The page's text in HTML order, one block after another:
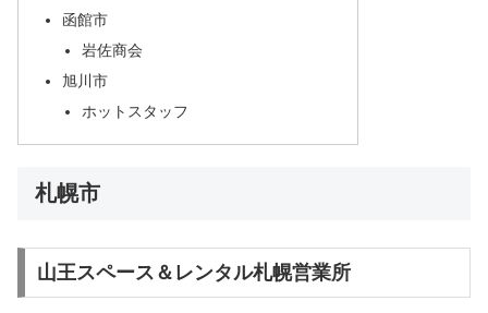
函館市
岩佐商会
旭川市
ホットスタッフ
札幌市
山王スペース＆レンタル札幌営業所